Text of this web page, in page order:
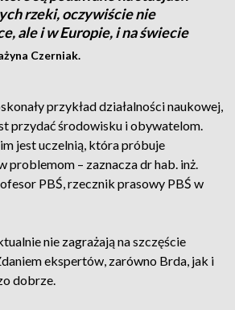
rzeki, oczywiście nie
ale i w Europie, i na świecie
Czerniak.
przykład działalności naukowej,
przydać środowisku i obywatelom.
jest uczelnią, która próbuje
problemom – zaznacza dr hab. inż.
PBŚ, rzecznik prasowy PBŚ w
nie zagrażają na szczęście
ekspertów, zarówno Brda, jak i
dobrze.